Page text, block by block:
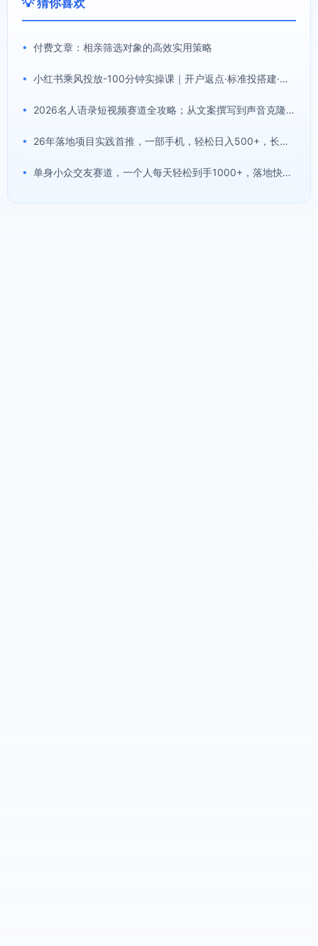
💡 猜你喜欢
• 付费文章：相亲筛选对象的高效实用策略
• 小红书乘风投放-100分钟实操课｜开户返点·标准投搭建·莱卡定向，新店建模撬动笔记自然流量全套教学
• 2026名人语录短视频赛道全攻略；从文案撰写到声音克隆部署，系统掌握涨粉变现双赢制作技术
• 26年落地项目实践首推，一部手机，轻松日入500+，长期稳定
• 单身小众交友赛道，一个人每天轻松到手1000+，落地快、见效稳【揭秘】